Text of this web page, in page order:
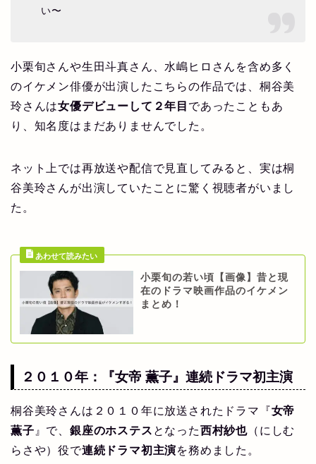
い〜
小栗旬さんや生田斗真さん、水嶋ヒロさんを含め多く
のイケメン俳優が出演したこちらの作品では、桐谷美
玲さんは女優デビューして２年目 であったこともあ
り、知名度はまだありませんでした。
ネット上では再放送や配信で見直してみると、実は桐
谷美玲さんが出演していたことに驚く視聴者がいまし
た。
小栗旬の若い頃【画像】昔と現
在のドラマ映画作品のイケメン
まとめ！
２０１０年：『女帝 薫子』連続ドラマ初主演
桐谷美玲さんは２０１０年に放送されたドラマ『女帝
薫子 』で、銀座のホステス となった西村紗也 （にしむ
らさや）役で連続ドラマ初主演を務めました。